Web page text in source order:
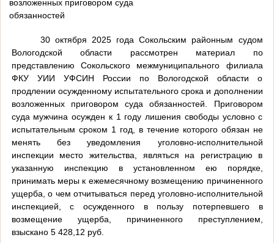
возложенных приговором суда
обязанностей
30 октября 2025 года Сокольским районным судом
Вологодской области рассмотрен материал по
представлению Сокольского межмуниципального филиала
ФКУ УИИ УФСИН России по Вологодской области о
продлении осужденному испытательного срока и дополнении
возложенных приговором суда обязанностей. Приговором
суда мужчина осужден к 1 году лишения свободы условно с
испытательным сроком 1 год, в течение которого обязан не
менять без уведомления уголовно-исполнительной
инспекции место жительства, являться на регистрацию в
указанную инспекцию в установленном ею порядке,
принимать меры к ежемесячному возмещению причиненного
ущерба, о чем отчитываться перед уголовно-исполнительной
инспекцией, с осужденного в пользу потерпевшего в
возмещение ущерба, причиненного преступлением,
взыскано 5 428,12 руб.